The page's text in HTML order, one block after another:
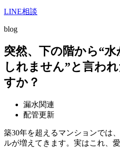
LINE相談
blog
突然、下の階から“
しれません”と言わ
すか？
漏水関連
配管更新
築30年を超えるマンションでは
ルが増えてきます。実はこれ、